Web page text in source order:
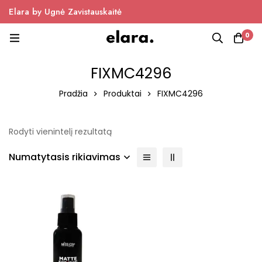
Elara by Ugnė Zavistauskaitė
0
FIXMC4296
Pradžia Produktai FIXMC4296
Rodyti vienintelį rezultatą
Numatytasis rikiavimas